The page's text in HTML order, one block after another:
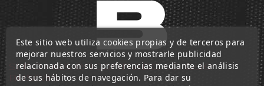
Si no has encontrado lo que
buscas
Este sitio web utiliza cookies propias y de terceros para
mejorar nuestros servicios y mostrarle publicidad
relacionada con sus preferencias mediante el análisis
de sus hábitos de navegación. Para dar su